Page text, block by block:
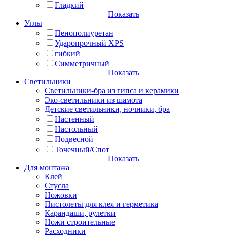
Гладкий
Показать
Углы
Пенополиуретан
Ударопрочный XPS
гибкий
Симметричный
Показать
Светильники
Светильники-бра из гипса и керамики
Эко-светильники из шамота
Детские светильники, ночники, бра
Настенный
Настольный
Подвесной
Точечный/Спот
Показать
Для монтажа
Клей
Стусла
Ножовки
Пистолеты для клея и герметика
Карандаши, рулетки
Ножи строительные
Расходники